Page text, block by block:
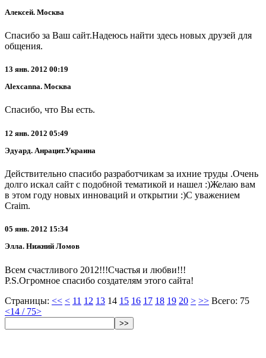
Алексей. Москва
Спасибо за Ваш сайт.Надеюсь найти здесь новых друзей для
общения.
13 янв. 2012 00:19
Alexcanna. Москва
Спасибо, что Вы есть.
12 янв. 2012 05:49
Эдуард. Анрацит.Украина
Действительно спасибо разработчикам за ихние труды .Очень
долго искал сайт с подобной тематикой и нашел :)Желаю вам
в этом году новых инноваций и открытии :)С уважением
Craim.
05 янв. 2012 15:34
Элла. Нижний Ломов
Всем счастливого 2012!!!Счастья и любви!!!
P.S.Огромное спасибо создателям этого сайта!
Страницы: << < 11 12 13 14 15 16 17 18 19 20 > >> Всего: 75
<14 / 75>
>>